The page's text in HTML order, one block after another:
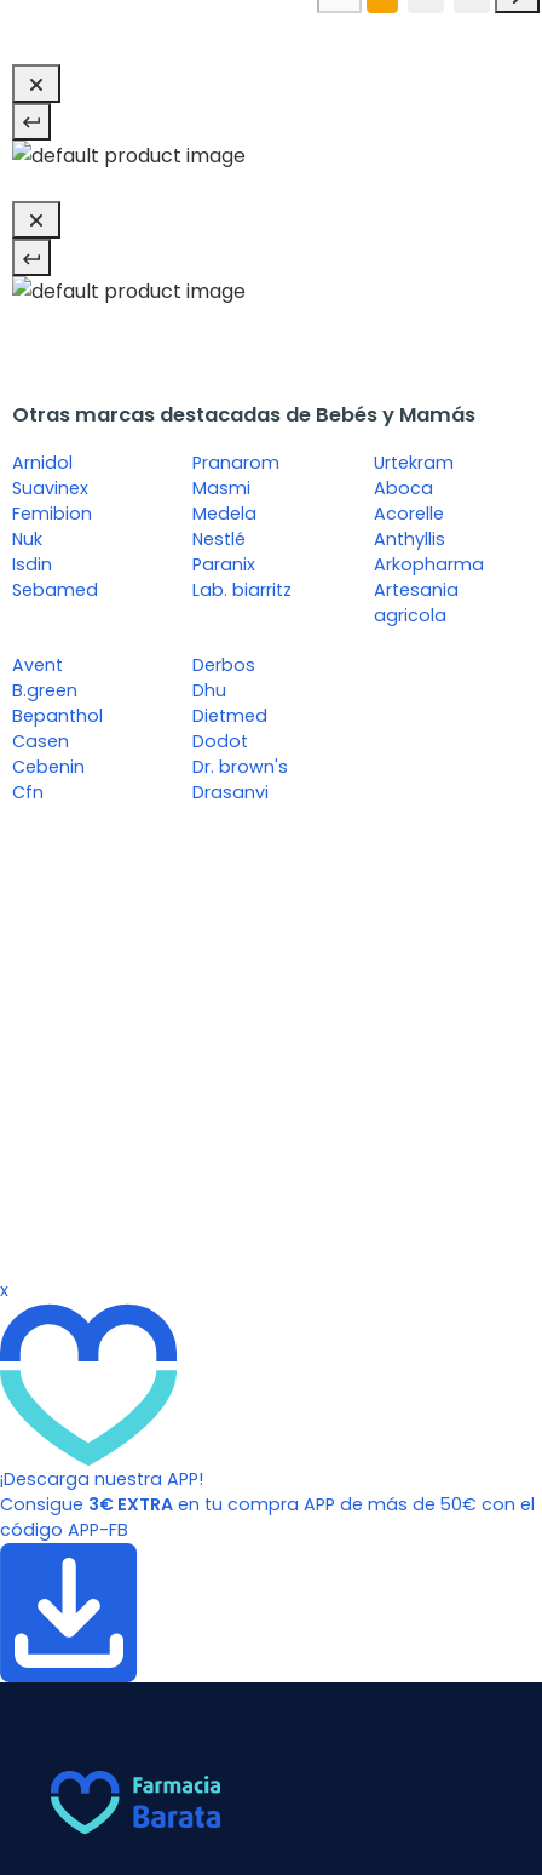
Otras marcas destacadas de Bebés y Mamás
Arnidol
Suavinex
Femibion
Nuk
Isdin
Sebamed
Pranarom
Masmi
Medela
Nestlé
Paranix
Lab. biarritz
Urtekram
Aboca
Acorelle
Anthyllis
Arkopharma
Artesania
agricola
Avent
B.green
Bepanthol
Casen
Cebenin
Cfn
Derbos
Dhu
Dietmed
Dodot
Dr. brown's
Drasanvi
x
¡Descarga nuestra APP!
Consigue 3€ EXTRA en tu compra APP de más de 50€ con el
código APP-FB